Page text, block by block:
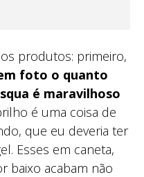
produtos: primeiro,
foto o quanto
é maravilhoso
é uma coisa de
que eu deveria ter
Esses em caneta,
baixo acabam não